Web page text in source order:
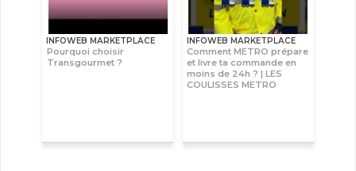
INFOWEB MARKETPLACE
Pourquoi choisir
Transgourmet ?
INFOWEB MARKETPLACE
Comment METRO prépare
et livre ta commande en
moins de 24h ? | LES
COULISSES METRO